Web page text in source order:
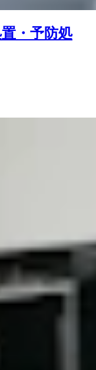
・予防処